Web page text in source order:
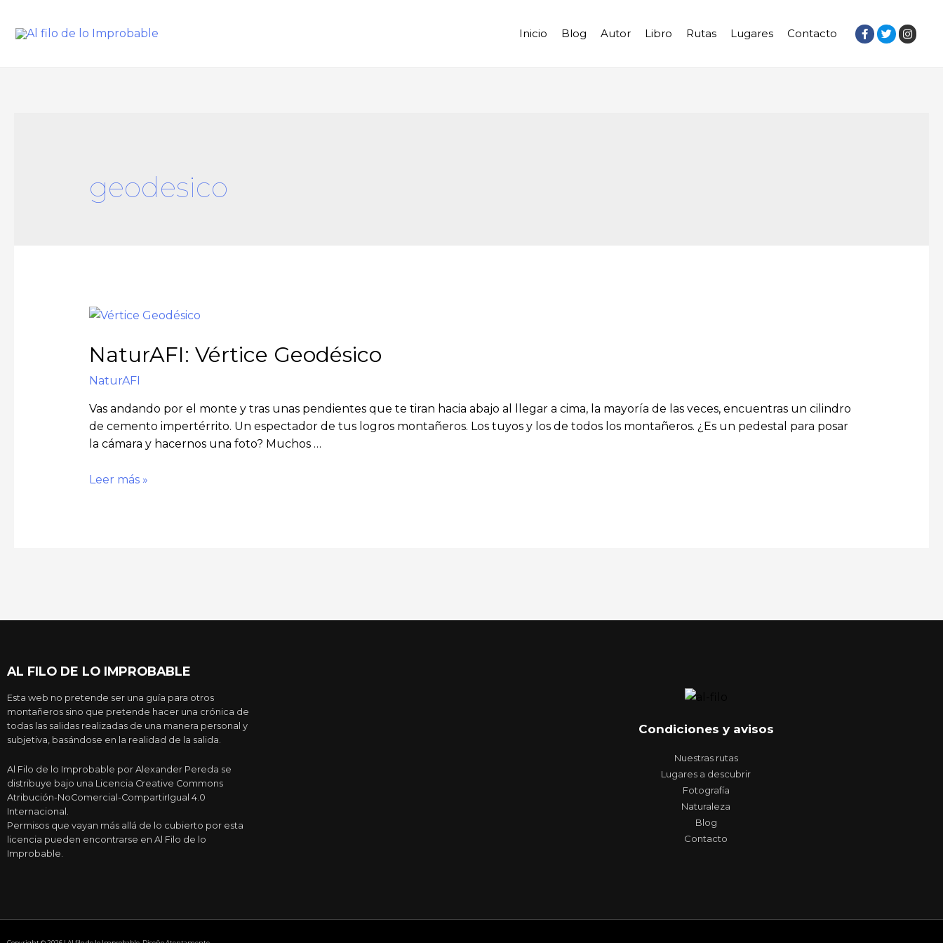
Inicio Blog Autor Libro Rutas Lugares Contacto
geodesico
NaturAFI: Vértice Geodésico
NaturAFI
Vas andando por el monte y tras unas pendientes que te tiran hacia abajo al llegar a cima, la mayoría de las veces, encuentras un cilindro
de cemento impertérrito. Un espectador de tus logros montañeros. Los tuyos y los de todos los montañeros. ¿Es un pedestal para posar
la cámara y hacernos una foto? Muchos …
Leer más »
AL FILO DE LO IMPROBABLE
Esta web no pretende ser una guía para otros
montañeros sino que pretende hacer una crónica de
todas las salidas realizadas de una manera personal y
subjetiva, basándose en la realidad de la salida.
Al Filo de lo Improbable por Alexander Pereda se
distribuye bajo una Licencia Creative Commons
Atribución-NoComercial-CompartirIgual 4.0
Internacional.
Permisos que vayan más allá de lo cubierto por esta
licencia pueden encontrarse en Al Filo de lo
Improbable.
Condiciones y avisos
Nuestras rutas
Lugares a descubrir
Fotografía
Naturaleza
Blog
Contacto